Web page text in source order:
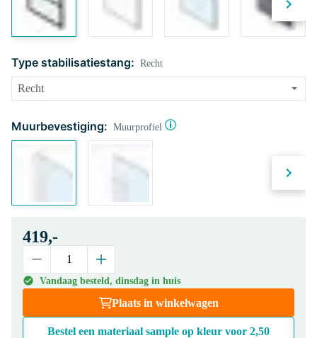
Type stabilisatiestang: Recht
Muurbevestiging: Muurprofiel
419,-
Vandaag besteld, dinsdag in huis
Plaats in winkelwagen
Bestel een materiaal sample op kleur voor 2,50